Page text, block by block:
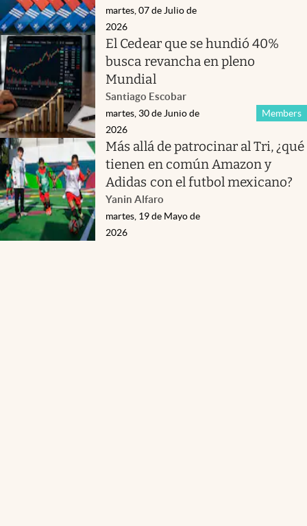
martes, 07 de Julio de
2026
El Cedear que se hundió 40%
busca revancha en pleno
Mundial
Santiago Escobar
Members
martes, 30 de Junio de
2026
Más allá de patrocinar al Tri, ¿qué
tienen en común Amazon y
Adidas con el futbol mexicano?
Yanin Alfaro
martes, 19 de Mayo de
2026